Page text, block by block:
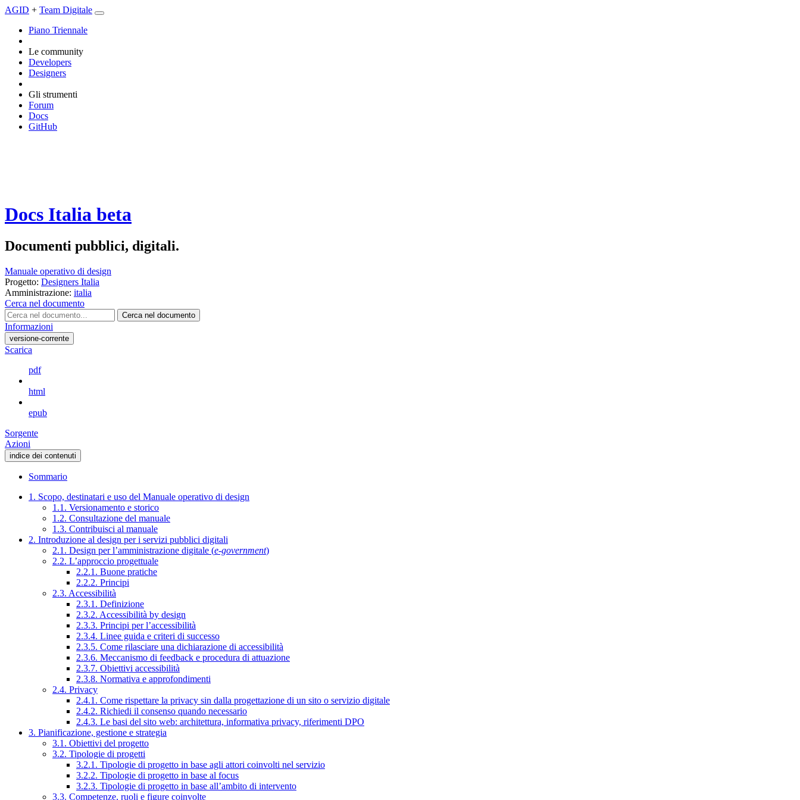
AGID + Team Digitale
Piano Triennale
Le community
Developers
Designers
Gli strumenti
Forum
Docs
GitHub
Docs Italia beta
Documenti pubblici, digitali.
Manuale operativo di design
Progetto: Designers Italia
Amministrazione: italia
Cerca nel documento
Cerca nel documento
Informazioni
versione-corrente
Scarica
pdf
html
epub
Sorgente
Azioni
indice dei contenuti
Sommario
1. Scopo, destinatari e uso del Manuale operativo di design
1.1. Versionamento e storico
1.2. Consultazione del manuale
1.3. Contribuisci al manuale
2. Introduzione al design per i servizi pubblici digitali
2.1. Design per l’amministrazione digitale (e-government)
2.2. L’approccio progettuale
2.2.1. Buone pratiche
2.2.2. Principi
2.3. Accessibilità
2.3.1. Definizione
2.3.2. Accessibilità by design
2.3.3. Principi per l’accessibilità
2.3.4. Linee guida e criteri di successo
2.3.5. Come rilasciare una dichiarazione di accessibilità
2.3.6. Meccanismo di feedback e procedura di attuazione
2.3.7. Obiettivi accessibilità
2.3.8. Normativa e approfondimenti
2.4. Privacy
2.4.1. Come rispettare la privacy sin dalla progettazione di un sito o servizio digitale
2.4.2. Richiedi il consenso quando necessario
2.4.3. Le basi del sito web: architettura, informativa privacy, riferimenti DPO
3. Pianificazione, gestione e strategia
3.1. Obiettivi del progetto
3.2. Tipologie di progetti
3.2.1. Tipologie di progetto in base agli attori coinvolti nel servizio
3.2.2. Tipologie di progetto in base al focus
3.2.3. Tipologie di progetto in base all’ambito di intervento
3.3. Competenze, ruoli e figure coinvolte